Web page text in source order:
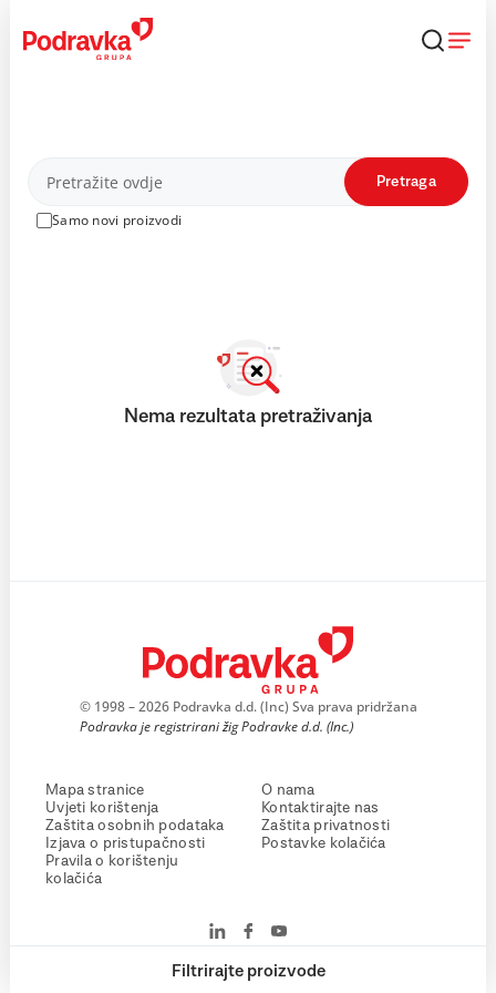
content
Proizvodi
Samo novi proizvodi
Pretraga
Filtrirajte proizvode
Nema rezultata pretraživanja
© 1998 – 2026 Podravka d.d. (Inc) Sva prava pridržana
Podravka je registrirani žig Podravke d.d. (Inc.)
Mapa stranice
Uvjeti korištenja
Zaštita osobnih podataka
Izjava o pristupačnosti
Pravila o korištenju
kolačića
O nama
Kontaktirajte nas
Zaštita privatnosti
Postavke kolačića